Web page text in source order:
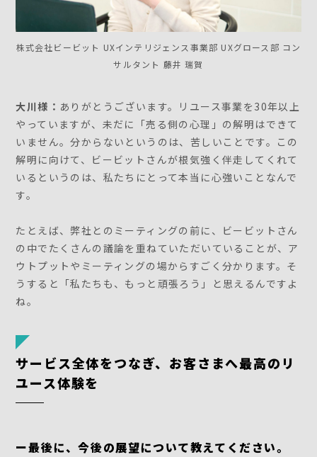
株式会社ビービット UXインテリジェンス事業部 UXグロース部 コン
サルタント 藤井 瑞賀
大川様： ありがとうございます。リユース事業を30年以上
やっていますが、未だに「売る側の心理」の解明はできて
いません。分からないというのは、苦しいことです。この
解明に向けて、ビービットさんが根気強く伴走してくれて
いるというのは、私たちにとって本当に心強いことなんで
す。
たとえば、弊社とのミーティングの前に、ビービットさん
の中でたくさんの議論を重ねていただいていることが、ア
ウトプットやミーティングの場からすごく分かります。そ
うすると「私たちも、もっと頑張ろう」と思えるんですよ
ね。
サービス全体をつなぎ、お客さまへ最高のリ
ユース体験を
ー最後に、今後の展望について教えてください。